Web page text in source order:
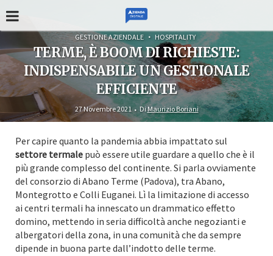
GESTIONE AZIENDALE HOSPITALITY
TERME, È BOOM DI RICHIESTE:
INDISPENSABILE UN GESTIONALE
EFFICIENTE
27 Novembre 2021 DiMaurizio Boriani
Per capire quanto la pandemia abbia impattato sul
settore termale può essere utile guardare a quello che è il
più grande complesso del continente. Si parla ovviamente
del consorzio di Abano Terme (Padova), tra Abano,
Montegrotto e Colli Euganei. Lì la limitazione di accesso
ai centri termali ha innescato un drammatico effetto
domino, mettendo in seria difficoltà anche negozianti e
albergatori della zona, in una comunità che da sempre
dipende in buona parte dall’indotto delle terme.